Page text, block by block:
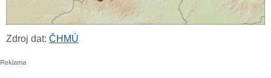
Zdroj dat: ČHMÚ